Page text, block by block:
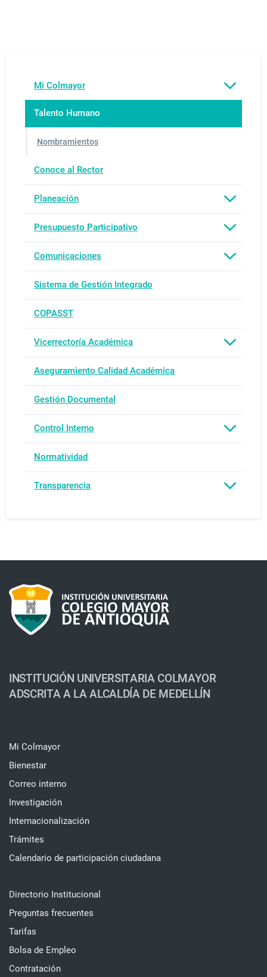
Mi Colmayor
Talento Humano
Nombramientos
Conoce al Rector
Planeación
Presupuesto Participativo
Comunicaciones
Sistema de Gestión Integrado
COPASST
Vicerrectoría Académica
Aseguramiento Calidad Académica
Gestión Documental
Control Interno
Normatividad
Transparencia
INSTITUCIÓN UNIVERSITARIA COLMAYOR
ADSCRITA A LA ALCALDÍA DE MEDELLÍN
Mi Colmayor
Bienestar
Correo interno
Investigación
Internacionalización
Trámites
Calendario de participación ciudadana
Directorio Institucional
Preguntas frecuentes
Tarifas
Bolsa de Empleo
Contratación